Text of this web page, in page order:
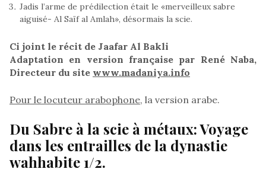
Jadis l’arme de prédilection était le «merveilleux sabre
aiguisé- Al Saïf al Amlah», désormais la scie.
Ci joint le récit de Jaafar Al Bakli
Adaptation en version française par René Naba,
Directeur du site www.madaniya.info
Pour le locuteur arabophone, la version arabe.
Du Sabre à la scie à métaux: Voyage
dans les entrailles de la dynastie
wahhabite 1/2.